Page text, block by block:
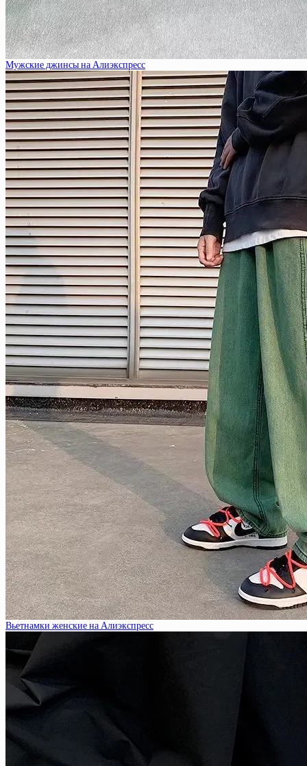
Мужские джинсы на Алиэкспресс
Вьетнамки женские на Алиэкспресс